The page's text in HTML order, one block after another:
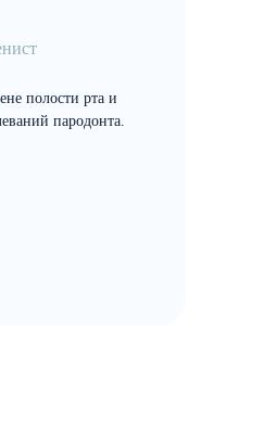
полости рта и
пародонта.